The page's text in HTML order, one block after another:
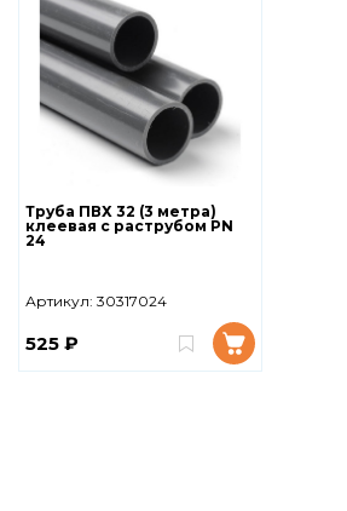
Труба ПВХ 32 (3 метра)
клеевая с раструбом PN
24
Артикул: 30317024
525 ₽